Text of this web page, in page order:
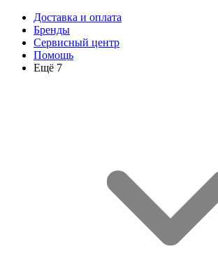
Доставка и оплата
Бренды
Сервисный центр
Помощь
Ещё 7